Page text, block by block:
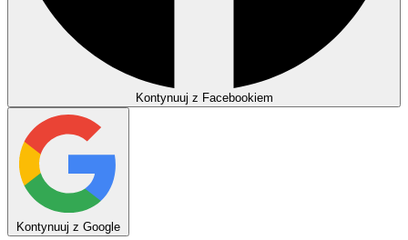
Kontynuuj z Facebookiem
Kontynuuj z Google